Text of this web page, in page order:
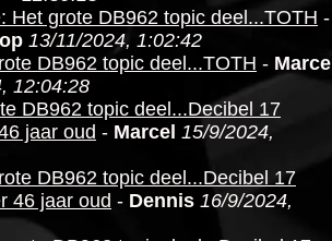
Het grote DB962 topic deel...TOTH -
13/11/2024, 1:02:42
DB962 topic deel...TOTH -
12:04:28
DB962 topic deel...Decibel 17
jaar oud - Marcel 15/9/2024,
DB962 topic deel...Decibel 17
46 jaar oud - Dennis 16/9/2024,